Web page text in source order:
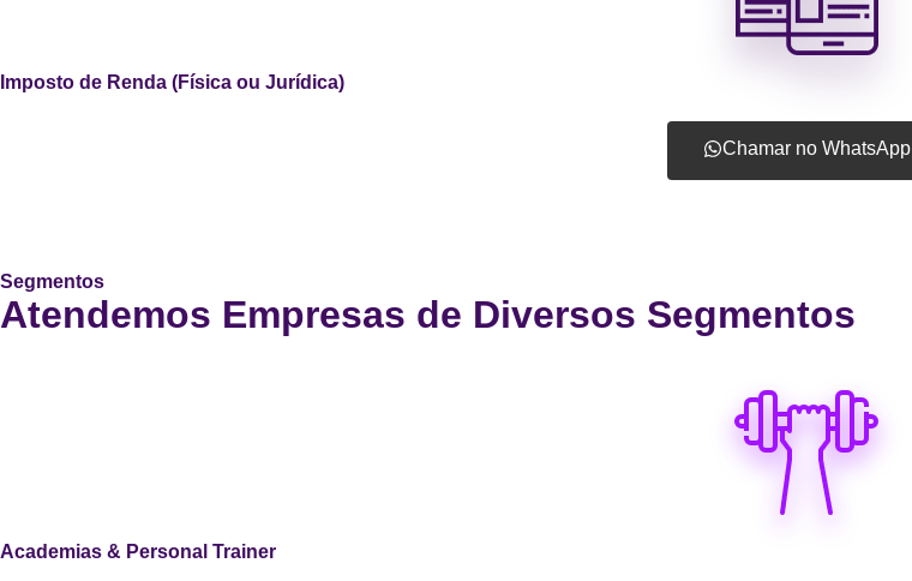
Imposto de Renda (Física ou Jurídica)
Chamar no WhatsApp
Segmentos
Atendemos Empresas de Diversos Segmentos
Academias & Personal Trainer